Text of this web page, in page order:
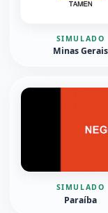
SIMULADO
Minas Gerais
SIMULADO
Paraíba